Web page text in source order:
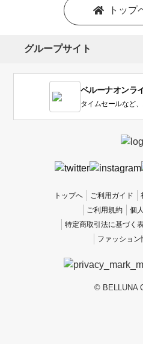
い
トップ
グループサイト
ベルーナオンラ
タイムセールなど
トップへ ご利用ガイド
ご利用規約
個
特定商取引法に基づく
ファッション
© BELLUNA